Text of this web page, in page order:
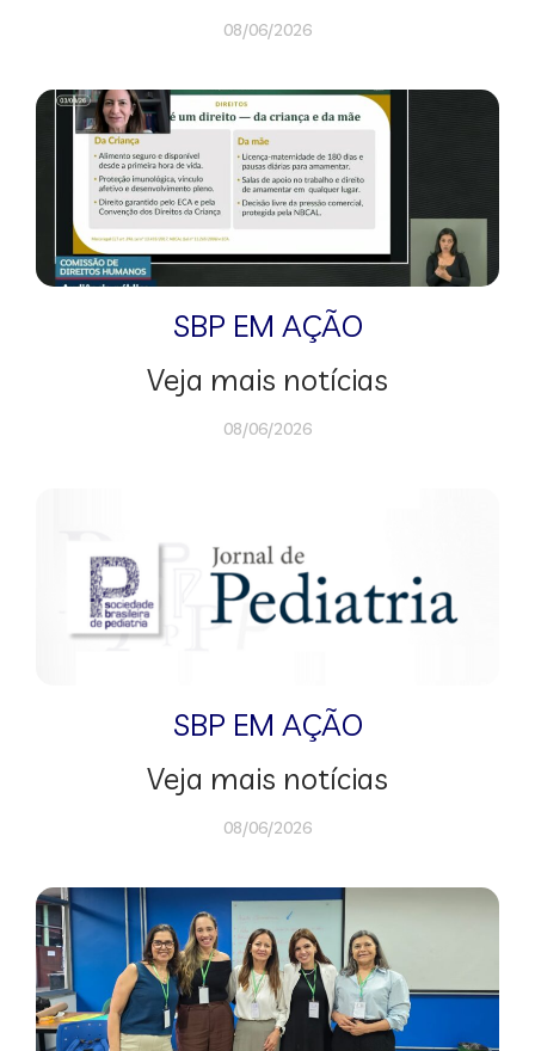
08/06/2026
SBP EM AÇÃO
Veja mais notícias
08/06/2026
SBP EM AÇÃO
Veja mais notícias
08/06/2026